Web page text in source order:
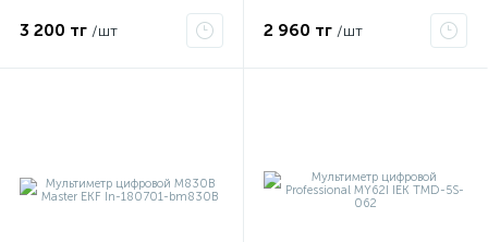
3 200 тг /шт 2 960 тг /шт